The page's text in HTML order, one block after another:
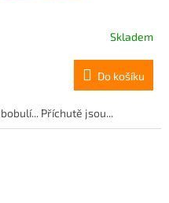
Skladem
Do košíku
Příchutě jsou...